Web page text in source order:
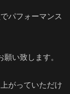
パフォーマンス
い致します。
がっていただけ